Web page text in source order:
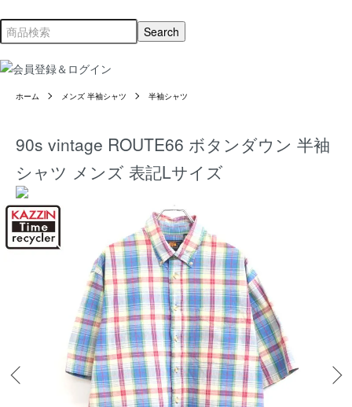
ホーム メンズ 半袖シャツ 半袖シャツ
90s vintage ROUTE66 ボタンダウン 半袖
シャツ メンズ 表記Lサイズ